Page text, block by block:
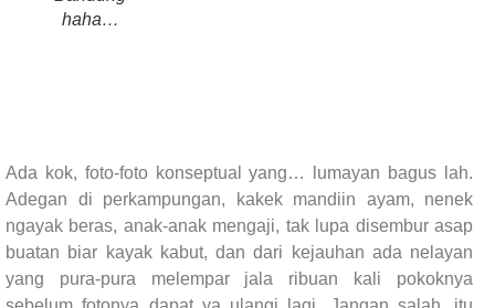
haha…
Ada kok, foto-foto konseptual yang… lumayan bagus lah.
Adegan di perkampungan, kakek mandiin ayam, nenek
ngayak beras, anak-anak mengaji, tak lupa disembur asap
buatan biar kayak kabut, dan dari kejauhan ada nelayan
yang pura-pura melempar jala ribuan kali pokoknya